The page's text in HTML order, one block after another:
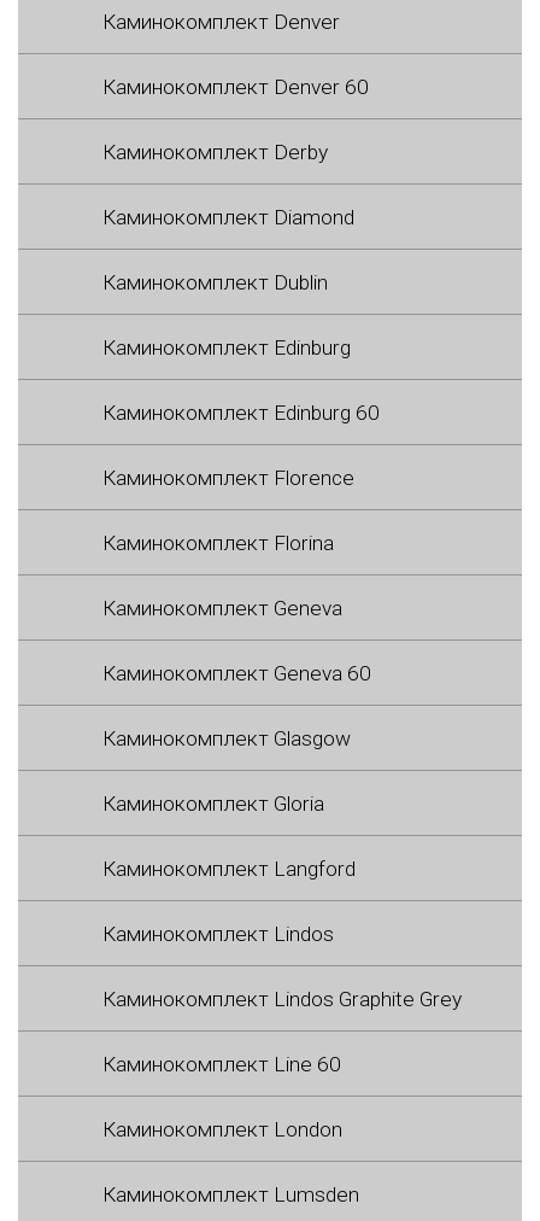
Каминокомплект Denver
Каминокомплект Denver 60
Каминокомплект Derby
Каминокомплект Diamond
Каминокомплект Dublin
Каминокомплект Edinburg
Каминокомплект Edinburg 60
Каминокомплект Florence
Каминокомплект Florina
Каминокомплект Geneva
Каминокомплект Geneva 60
Каминокомплект Glasgow
Каминокомплект Gloria
Каминокомплект Langford
Каминокомплект Lindos
Каминокомплект Lindos Graphite Grey
Каминокомплект Line 60
Каминокомплект London
Каминокомплект Lumsden